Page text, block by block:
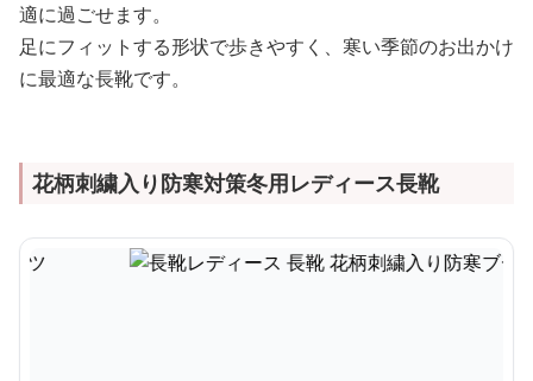
適に過ごせます。
足にフィットする形状で歩きやすく、寒い季節のお出かけ
に最適な長靴です。
花柄刺繍入り防寒対策冬用レディース長靴